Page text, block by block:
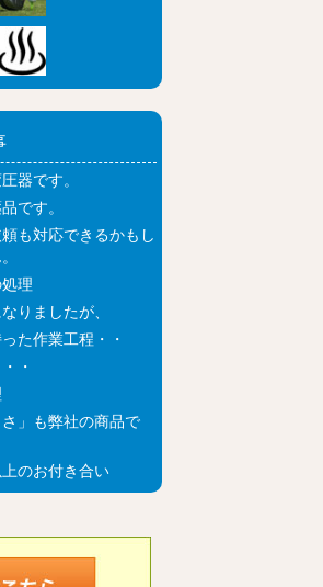
器です。
です。
も対応できるかもし
理
りましたが、
た作業工程・・
・
さ」も弊社の商品で
上のお付き合い